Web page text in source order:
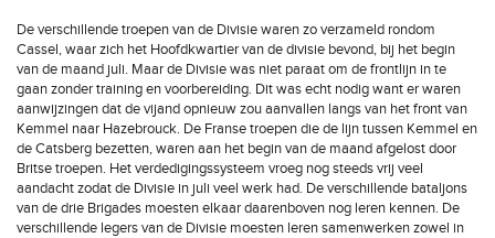
De verschillende troepen van de Divisie waren zo verzameld rondom
Cassel, waar zich het Hoofdkwartier van de divisie bevond, bij het begin
van de maand juli. Maar de Divisie was niet paraat om de frontlijn in te
gaan zonder training en voorbereiding. Dit was echt nodig want er waren
aanwijzingen dat de vijand opnieuw zou aanvallen langs van het front van
Kemmel naar Hazebrouck. De Franse troepen die de lijn tussen Kemmel en
de Catsberg bezetten, waren aan het begin van de maand afgelost door
Britse troepen. Het verdedigingssysteem vroeg nog steeds vrij veel
aandacht zodat de Divisie in juli veel werk had. De verschillende bataljons
van de drie Brigades moesten elkaar daarenboven nog leren kennen. De
verschillende legers van de Divisie moesten leren samenwerken zowel in